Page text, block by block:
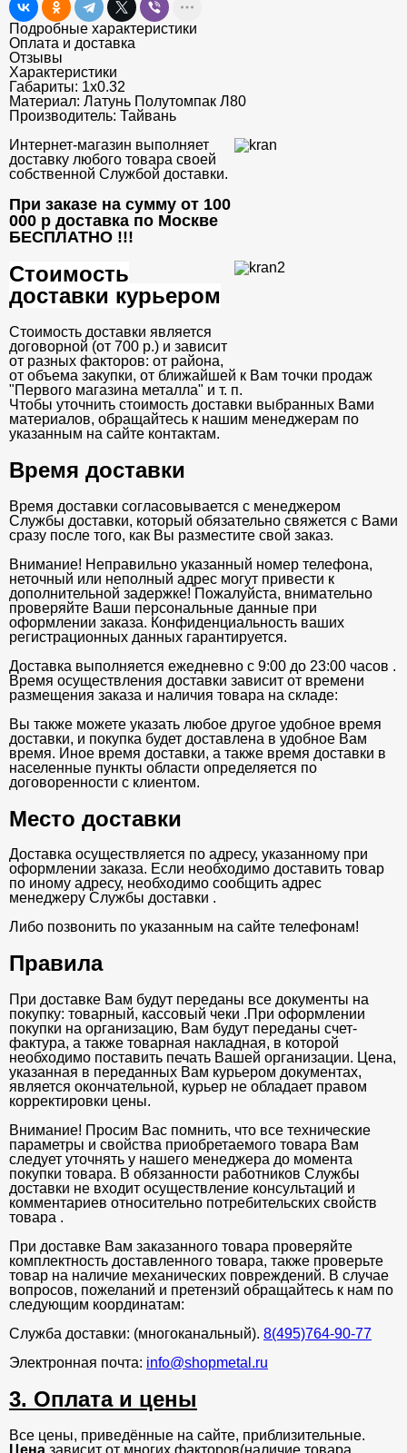
Подробные характеристики
Оплата и доставка
Отзывы
Характеристики
Габариты: 1х0.32
Материал: Латунь Полутомпак Л80
Производитель: Тайвань
Интернет-магазин выполняет
доставку любого товара своей
собственной Службой доставки.
При заказе на сумму от 100
000 р доставка по Москве
БЕСПЛАТНО !!!
Стоимость
доставки курьером
Стоимость доставки является
договорной (от 700 р.) и зависит
от разных факторов: от района,
от объема закупки, от ближайшей к Вам точки продаж
"Первого магазина металла" и т. п.
Чтобы уточнить стоимость доставки выбранных Вами
материалов, обращайтесь к нашим менеджерам по
указанным на сайте контактам.
Время доставки
Время доставки согласовывается с менеджером
Службы доставки, который обязательно свяжется с Вами
сразу после того, как Вы разместите свой заказ.
Внимание! Неправильно указанный номер телефона,
неточный или неполный адрес могут привести к
дополнительной задержке! Пожалуйста, внимательно
проверяйте Ваши персональные данные при
оформлении заказа. Конфиденциальность ваших
регистрационных данных гарантируется.
Доставка выполняется ежедневно с 9:00 до 23:00 часов .
Время осуществления доставки зависит от времени
размещения заказа и наличия товара на складе:
Вы также можете указать любое другое удобное время
доставки, и покупка будет доставлена в удобное Вам
время. Иное время доставки, а также время доставки в
населенные пункты области определяется по
договоренности с клиентом.
Место доставки
Доставка осуществляется по адресу, указанному при
оформлении заказа. Если необходимо доставить товар
по иному адресу, необходимо сообщить адрес
менеджеру Службы доставки .
Либо позвонить по указанным на сайте телефонам!
Правила
При доставке Вам будут переданы все документы на
покупку: товарный, кассовый чеки .При оформлении
покупки на организацию, Вам будут переданы счет-
фактура, а также товарная накладная, в которой
необходимо поставить печать Вашей организации. Цена,
указанная в переданных Вам курьером документах,
является окончательной, курьер не обладает правом
корректировки цены.
Внимание! Просим Вас помнить, что все технические
параметры и свойства приобретаемого товара Вам
следует уточнять у нашего менеджера до момента
покупки товара. В обязанности работников Службы
доставки не входит осуществление консультаций и
комментариев относительно потребительских свойств
товара .
При доставке Вам заказанного товара проверяйте
комплектность доставленного товара, также проверьте
товар на наличие механических повреждений. В случае
вопросов, пожеланий и претензий обращайтесь к нам по
следующим координатам:
Служба доставки: (многоканальный). 8(495)764-90-77
Электронная почта: info@shopmetal.ru
3. Оплата и цены
Все цены, приведённые на сайте, приблизительные.
Цена зависит от многих факторов(наличие товара,